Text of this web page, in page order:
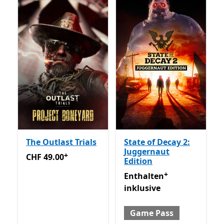
The Outlast Trials
CHF 49.00Enthält In-App-Käufe
CHF 49.00+
State of Decay 2:
Juggernaut
Edition
Enthalten inklusive Game
Enthalten+
inklusive
Game Pass